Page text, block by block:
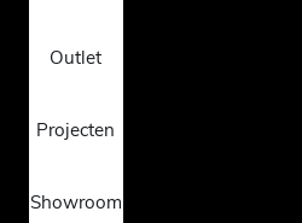
Outlet
Projecten
Showroom